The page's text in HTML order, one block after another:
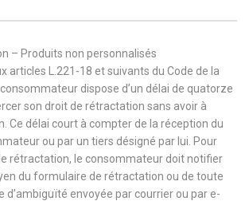
– Produits non personnalisés
articles L.221-18 et suivants du Code de la
dispose d’un délai de quatorze
son droit de rétractation sans avoir à
Ce délai court à compter de la réception du
ou par un tiers désigné par lui. Pour
rétractation, le consommateur doit notifier
du formulaire de rétractation ou de toute
d’ambiguïté envoyée par courrier ou par e-